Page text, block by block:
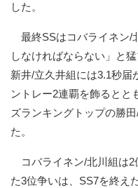
した。
最終SSはコバライネン/
しなければならない」と
新井/立久井組には3.1秒届
ントレー2連覇を飾るとと
ズランキングトップの勝
た。
コバライネン/北川組は2
た3位争いは、SS7を終え